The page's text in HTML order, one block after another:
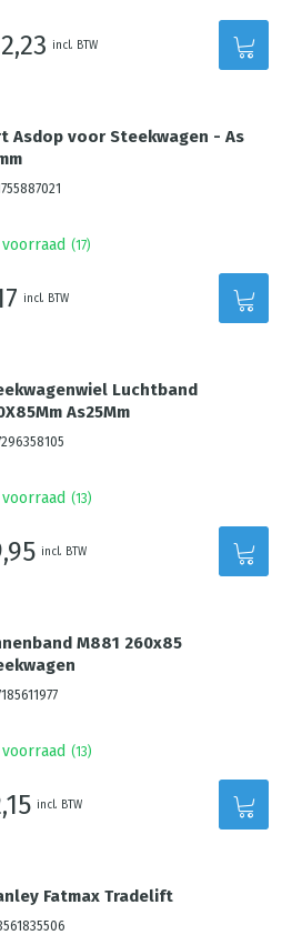
incl. BTW
Asdop voor Steekwagen - As
(17)
incl. BTW
Luchtband
As25Mm
(13)
incl. BTW
M881 260x85
(13)
incl. BTW
Fatmax Tradelift